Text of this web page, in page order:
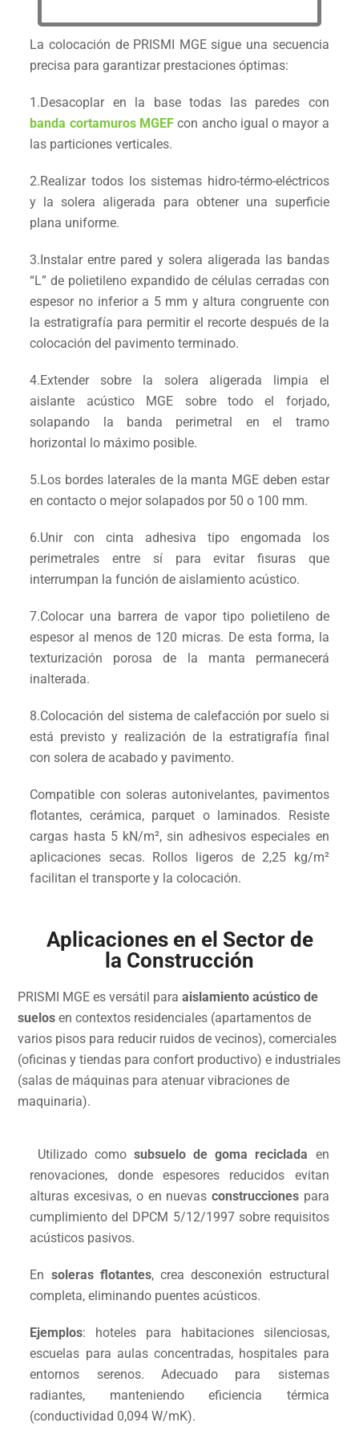
La colocación de PRISMI MGE sigue una secuencia
precisa para garantizar prestaciones óptimas:
1.Desacoplar en la base todas las paredes con
banda cortamuros MGEFcon ancho igual o mayor a
las particiones verticales.
2.Realizar todos los sistemas hidro-térmo-eléctricos
y la solera aligerada para obtener una superficie
plana uniforme.
3.Instalar entre pared y solera aligerada las bandas
“L” de polietileno expandido de células cerradas con
espesor no inferior a 5 mm y altura congruente con
la estratigrafía para permitir el recorte después de la
colocación del pavimento terminado.
4.Extender sobre la solera aligerada limpia el
aislante acústico MGE sobre todo el forjado,
solapando la banda perimetral en el tramo
horizontal lo máximo posible.
5.Los bordes laterales de la manta MGE deben estar
en contacto o mejor solapados por 50 o 100 mm.
6.Unir con cinta adhesiva tipo engomada los
perimetrales entre sí para evitar fisuras que
interrumpan la función de aislamiento acústico.
7.Colocar una barrera de vapor tipo polietileno de
espesor al menos de 120 micras. De esta forma, la
texturización porosa de la manta permanecerá
inalterada.
8.Colocación del sistema de calefacción por suelo si
está previsto y realización de la estratigrafía final
con solera de acabado y pavimento.
Compatible con soleras autonivelantes, pavimentos
flotantes, cerámica, parquet o laminados. Resiste
cargas hasta 5 kN/m², sin adhesivos especiales en
aplicaciones secas. Rollos ligeros de 2,25 kg/m²
facilitan el transporte y la colocación.
Aplicaciones en el Sector de
la Construcción
PRISMI MGE es versátil paraaislamiento acústico de
suelos en contextos residenciales (apartamentos de
varios pisos para reducir ruidos de vecinos), comerciales
(oficinas y tiendas para confort productivo) e industriales
(salas de máquinas para atenuar vibraciones de
maquinaria).
Utilizado como subsuelo de goma reciclada en
renovaciones, donde espesores reducidos evitan
alturas excesivas, o en nuevas construccionespara
cumplimiento del DPCM 5/12/1997 sobre requisitos
acústicos pasivos.
En soleras flotantes, crea desconexión estructural
completa, eliminando puentes acústicos.
Ejemplos: hoteles para habitaciones silenciosas,
escuelas para aulas concentradas, hospitales para
entornos serenos. Adecuado para sistemas
radiantes, manteniendo eficiencia térmica
(conductividad 0,094 W/mK).